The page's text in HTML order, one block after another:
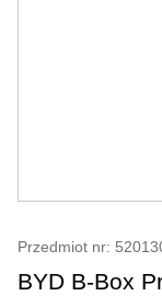
Przedmiot nr:
BYD B-Box